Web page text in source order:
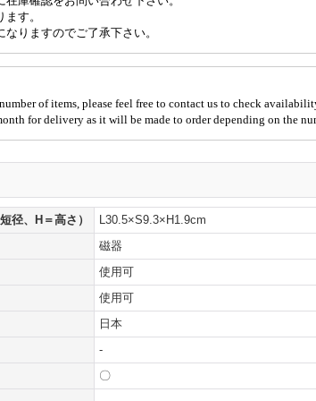
す。
りますのでご了承下さい。
of items, please feel free to contact us to check
for delivery as it will be made to order depending on the
径、H＝高さ）
L30.5×S9.3×H1.9cm
磁器
使用可
使用可
日本
-
〇